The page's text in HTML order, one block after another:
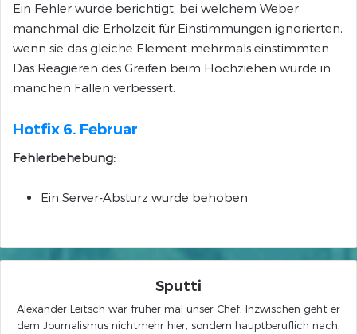
Ein Fehler wurde berichtigt, bei welchem Weber
manchmal die Erholzeit für Einstimmungen ignorierten,
wenn sie das gleiche Element mehrmals einstimmten.
Das Reagieren des Greifen beim Hochziehen wurde in
manchen Fällen verbessert.
Hotfix 6. Februar
Fehlerbehebung:
Ein Server-Absturz wurde behoben
Sputti
Alexander Leitsch war früher mal unser Chef. Inzwischen geht er
dem Journalismus nichtmehr hier, sondern hauptberuflich nach.